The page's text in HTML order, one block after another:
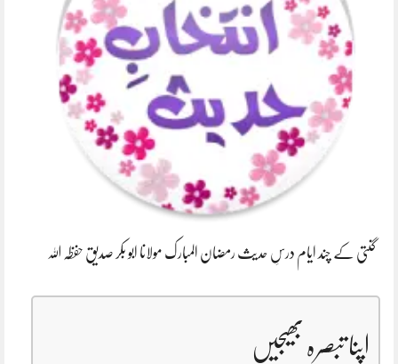
گنتی کے چند ایام درسِ حدیث رمضان المبارک مولانا ابو بکر صدیق حفظہ اللہ
اپنا تبصرہ بھیجیں